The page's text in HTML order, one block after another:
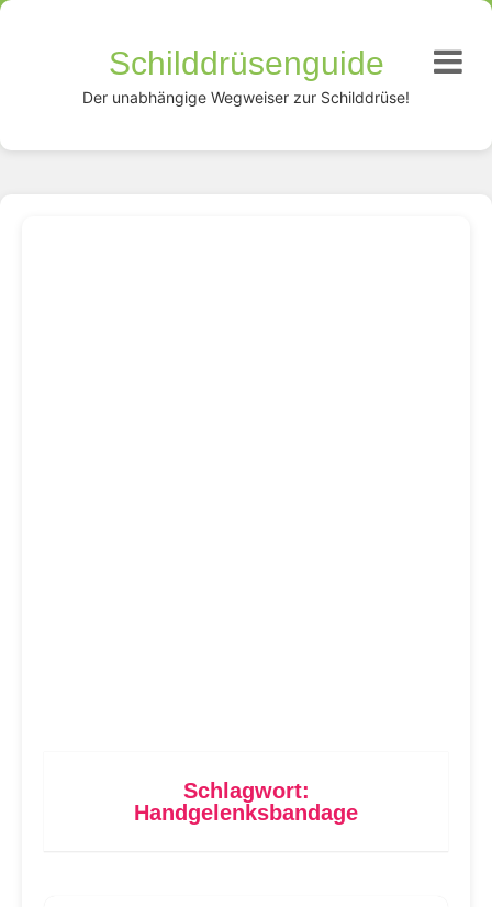
Schilddrüsenguide
Der unabhängige Wegweiser zur Schilddrüse!
Schlagwort:
Handgelenksbandage